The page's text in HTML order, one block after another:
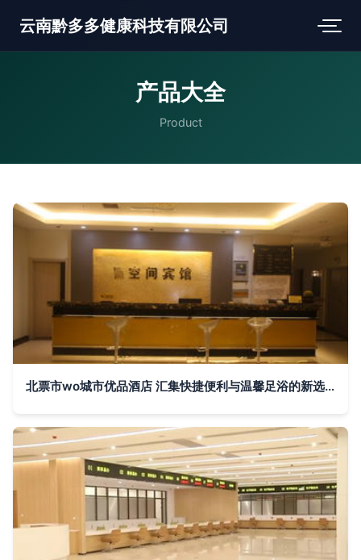
云南黔多多健康科技有限公司
产品大全
Product
北票市wo城市优品酒店 汇集快捷便利与温馨足浴的新选择